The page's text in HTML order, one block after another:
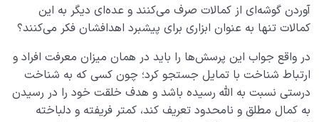
آوردن گوشه‌ای از کمالات صرف می‌کنند و عده‌ای دیگر به این
کمالات تنها به عنوان ابزاری برای پیشبرد اهدافشان فکر می‌کنند؟
در واقع جواب این پرسش‌ها را باید در همان میزان معرفت افراد و
ارتباط شناخت با تمایل جستجو کرد؛ چون کسی که به شناخت
درستی نسبت به الله رسیده باشد و هدف خلقت خود را در رسیدن
به کمال مطلق و نامحدود تعریف کند، کمتر فریفته و دلباخته